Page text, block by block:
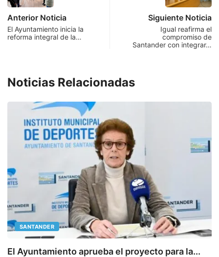
Anterior Noticia
El Ayuntamiento inicia la
reforma integral de la…
Siguiente Noticia
Igual reafirma el
compromiso de
Santander con integrar…
Noticias Relacionadas
SANTANDER
El Ayuntamiento aprueba el proyecto para la...